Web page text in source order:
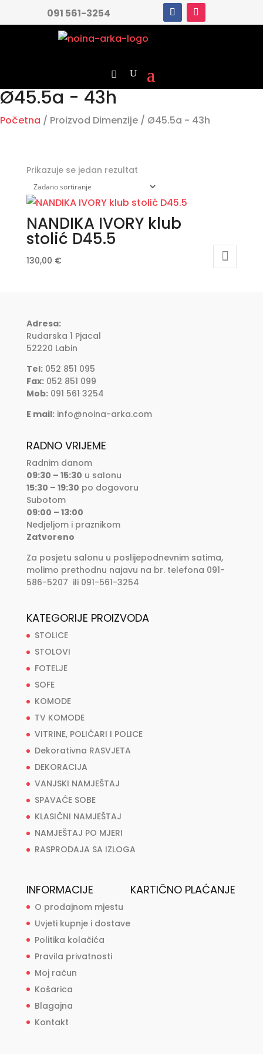
091 561-3254
Ø45.5a - 43h
Početna / Proizvod Dimenzije / Ø45.5a - 43h
Prikazuje se jedan rezultat
NANDIKA IVORY klub
stolić D45.5
130,00 €
Adresa:
Rudarska 1 Pjacal
52220 Labin
Tel:052 851 095
Fax:052 851 099
Mob:091 561 3254
E mail: info@noina-arka.com
RADNO VRIJEME
Radnim danom
09:30 – 15:30 u salonu
15:30 – 19:30 po dogovoru
Subotom
09:00 – 13:00
Nedjeljom i praznikom
Zatvoreno
Za posjetu salonu u poslijepodnevnim satima,
molimo prethodnu najavu na br. telefona 091-
586-5207 ili 091-561-3254
KATEGORIJE PROIZVODA
STOLICE
STOLOVI
FOTELJE
SOFE
KOMODE
TV KOMODE
VITRINE, POLIČARI I POLICE
Dekorativna RASVJETA
DEKORACIJA
VANJSKI NAMJEŠTAJ
SPAVAĆE SOBE
KLASIČNI NAMJEŠTAJ
NAMJEŠTAJ PO MJERI
RASPRODAJA SA IZLOGA
INFORMACIJE
O prodajnom mjestu
Uvjeti kupnje i dostave
Politika kolačića
Pravila privatnosti
Moj račun
Košarica
Blagajna
Kontakt
KARTIČNO PLAĆANJE